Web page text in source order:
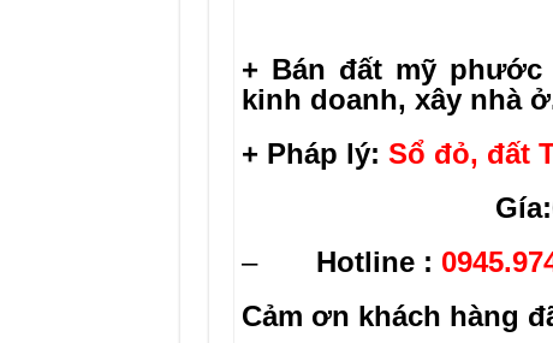
+ Bán đất mỹ
kinh doanh, xây nhà
+ Pháp lý: Sổ đỏ, đất
– Hotline :
Cảm ơn khách hàng